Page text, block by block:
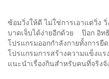
ซ้อมวิ่งให้ดี ไม่ใช่การเอาแต่วิ่ง
บาดเจ็บได้ง่ายอีกด้วย ป๊อก อิท
โปรแกรมออกกำลังกายทั้งการยื
โปรแกรมการสร้างความแข็งแร
แนะนำเรื่องกินสำหรับคนที่จริง